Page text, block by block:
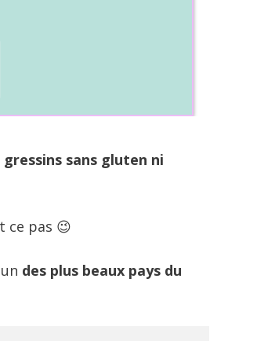
gressins sans gluten ni
ce pas 😉
des plus beaux pays du